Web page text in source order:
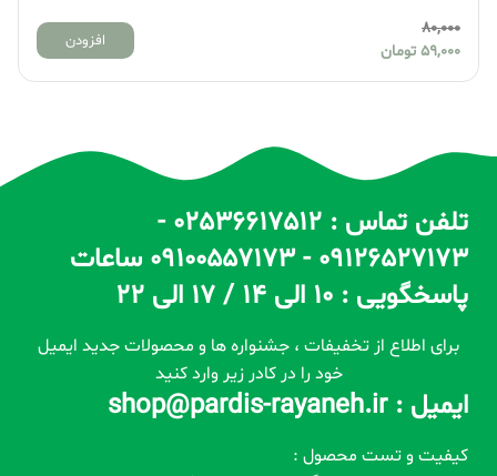
80,000
59,000 تومان
افزودن
تلفن تماس : 02536617512 -
09126527173 - 09100557173 ساعات
پاسخگویی : 10 الی 14 / 17 الی 22
برای اطلاع از تخفیفات ، جشنواره ها و محصولات جدید ایمیل
خود را در کادر زیر وارد کنید
ایمیل : shop@pardis-rayaneh.ir
کیفیت و تست محصول :